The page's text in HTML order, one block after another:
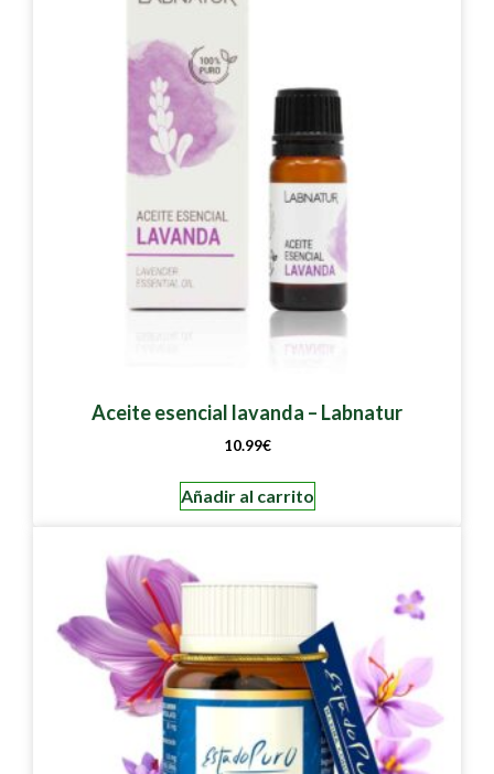
Aceite esencial lavanda – Labnatur
10.99€
Añadir al carrito